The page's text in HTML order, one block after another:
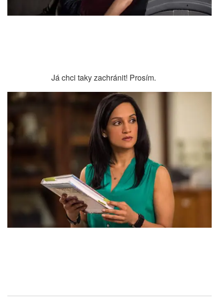
Já chci taky zachránit! Prosím.